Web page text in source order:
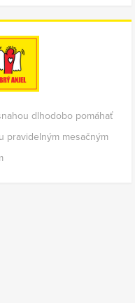
dlhodobo pomáhať
pravidelným mesačným